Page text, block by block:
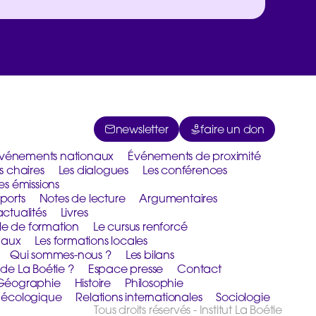
faire un don
newsletter
nationaux
Événements de proximité
chaires Les dialogues
Les conférences
émissions
Notes de lecture
Argumentaires
Livres
de formation
Le cursus renforcé
Les formations locales
Qui sommes-nous ?
Les bilans
La Boétie ?
Espace presse Contact
Histoire
Philosophie
Relations internationales
Sociologie
Tous droits réservés - Institut La Boétie